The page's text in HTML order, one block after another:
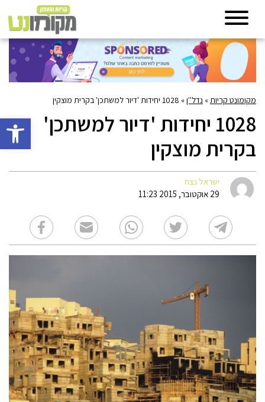
פתח
מקומונט קריות » נדל''ן» 1028 יחידות 'דיור למשתכן' בקרית מוצקין
1028 יחידות 'דיור למשתכן'
בקרית מוצקין
ישראל נצח
29 אוקטובר, 2015 11:23